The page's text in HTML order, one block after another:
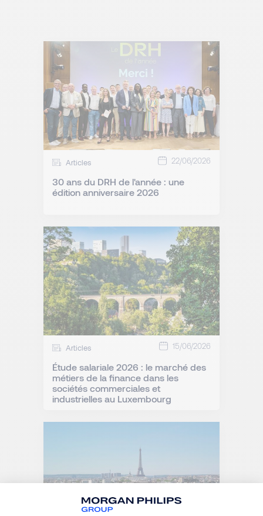
Articles 22/06/2026
30 ans du DRH de l'année : une
édition anniversaire 2026
Articles 15/06/2026
Étude salariale 2026 : le marché des
métiers de la finance dans les
sociétés commerciales et
industrielles au Luxembourg